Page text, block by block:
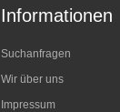
Informationen
Suchanfragen
Wir über uns
Impressum